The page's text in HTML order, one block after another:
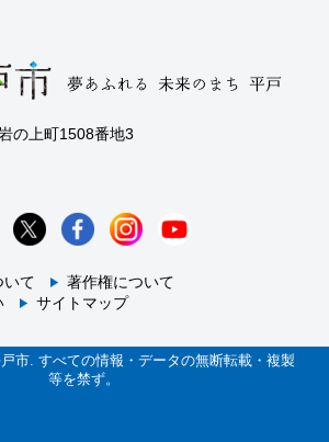
の上町1508番地3
いて
著作権について
サイトマップ
市. すべての情報・データの無断転載・複製
等を禁ず。